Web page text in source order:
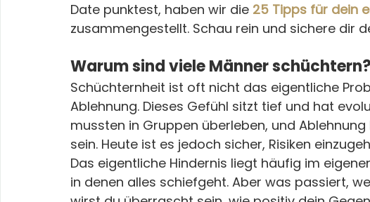
Date punktest, haben wir die 25 Tipps für dein
zusammengestellt. Schau rein und sichere dir
Warum sind viele Männer schüchtern?
Schüchternheit ist oft nicht das eigentliche
Ablehnung. Dieses Gefühl sitzt tief und hat
mussten in Gruppen überleben, und
sein. Heute ist es jedoch sicher, Risiken
Das eigentliche Hindernis liegt häufig im
in denen alles schiefgeht. Aber was passiert,